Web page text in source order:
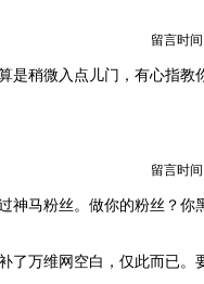
留言时间
是稍微入点儿门，有心指教
留言时间
神马粉丝。做你的粉丝？你
了万维网空白，仅此而已。